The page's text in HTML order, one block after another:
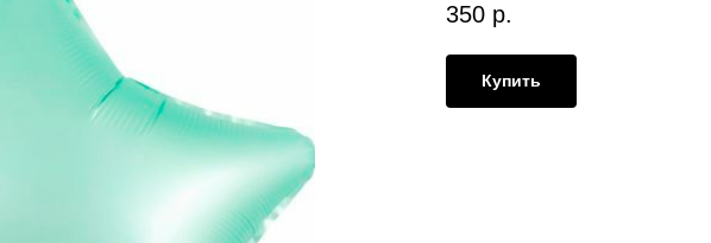
350 р.
Купить